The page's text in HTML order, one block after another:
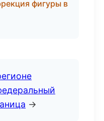
фигуры в
→